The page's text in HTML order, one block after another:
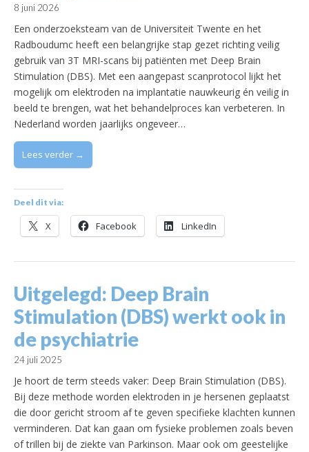
8 juni 2026
Een onderzoeksteam van de Universiteit Twente en het
Radboudumc heeft een belangrijke stap gezet richting veilig
gebruik van 3T MRI-scans bij patiënten met Deep Brain
Stimulation (DBS). Met een aangepast scanprotocol lijkt het
mogelijk om elektroden na implantatie nauwkeurig én veilig in
beeld te brengen, wat het behandelproces kan verbeteren. In
Nederland worden jaarlijks ongeveer…
Lees verder →
Deel dit via:
X Facebook LinkedIn
Uitgelegd: Deep Brain
Stimulation (DBS) werkt ook in
de psychiatrie
24 juli 2025
Je hoort de term steeds vaker: Deep Brain Stimulation (DBS).
Bij deze methode worden elektroden in je hersenen geplaatst
die door gericht stroom af te geven specifieke klachten kunnen
verminderen. Dat kan gaan om fysieke problemen zoals beven
of trillen bij de ziekte van Parkinson. Maar ook om geestelijke